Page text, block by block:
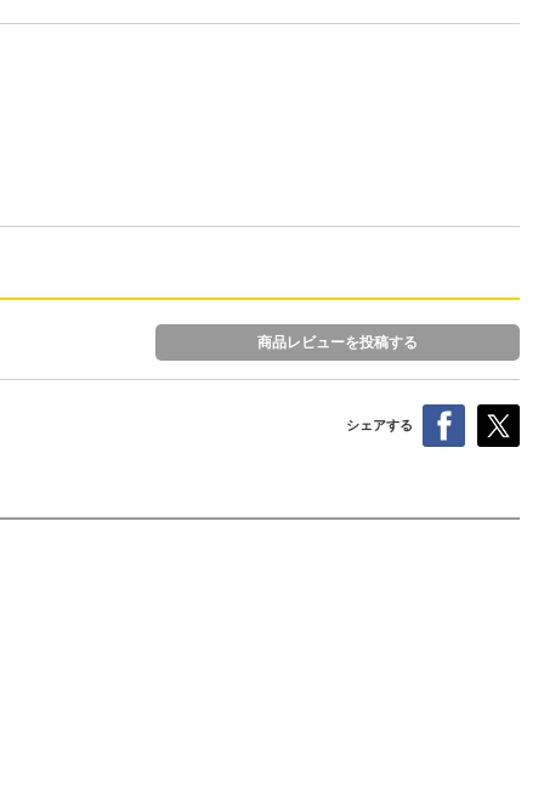
商品レビューを投稿する
シェアする